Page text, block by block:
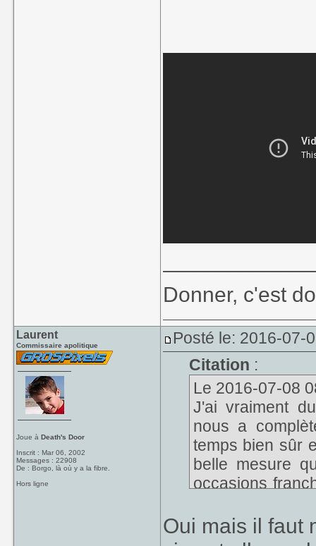
Donner, c'est
Laurent
Commissaire apolitique
Joue àDeath's Door
Inscrit : Mar 06, 2002
Messages : 22908
De : Borgo, là où y a la fibre.
Hors ligne
Posté le: 2016-07-
Citation :
Le 2016-07-08
J'ai vraiment
nous a
temps bien sûr
belle mesure
occasions
façon si fluide
Allemands
Oui mais il faut